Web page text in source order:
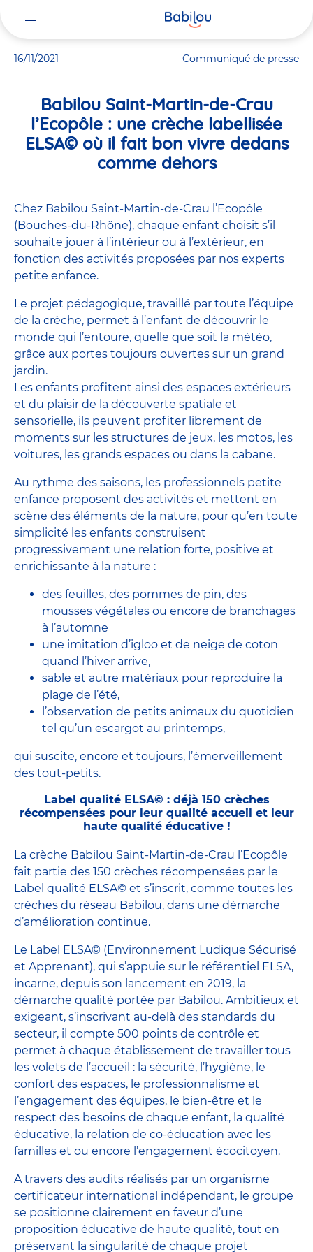
16/11/2021 Communiqué de presse
Babilou Saint-Martin-de-Crau
l’Ecopôle : une crèche labellisée
ELSA© où il fait bon vivre dedans
comme dehors
Chez Babilou Saint-Martin-de-Crau l’Ecopôle
(Bouches-du-Rhône), chaque enfant choisit s’il
souhaite jouer à l’intérieur ou à l’extérieur, en
fonction des activités proposées par nos experts
petite enfance.
Le projet pédagogique, travaillé par toute l’équipe
de la crèche, permet à l’enfant de découvrir le
monde qui l’entoure, quelle que soit la météo,
grâce aux portes toujours ouvertes sur un grand
jardin.
Les enfants profitent ainsi des espaces extérieurs
et du plaisir de la découverte spatiale et
sensorielle, ils peuvent profiter librement de
moments sur les structures de jeux, les motos, les
voitures, les grands espaces ou dans la cabane.
Au rythme des saisons, les professionnels petite
enfance proposent des activités et mettent en
scène des éléments de la nature, pour qu’en toute
simplicité les enfants construisent
progressivement une relation forte, positive et
enrichissante à la nature :
des feuilles, des pommes de pin, des
mousses végétales ou encore de branchages
à l’automne
une imitation d’igloo et de neige de coton
quand l’hiver arrive,
sable et autre matériaux pour reproduire la
plage de l’été,
l’observation de petits animaux du quotidien
tel qu’un escargot au printemps,
qui suscite, encore et toujours, l’émerveillement
des tout-petits.
Label qualité ELSA© : déjà 150 crèches
récompensées pour leur qualité accueil et leur
haute qualité éducative !
La crèche Babilou Saint-Martin-de-Crau l’Ecopôle
fait partie des 150 crèches récompensées par le
Label qualité ELSA© et s’inscrit, comme toutes les
crèches du réseau Babilou, dans une démarche
d’amélioration continue.
Le Label ELSA© (Environnement Ludique Sécurisé
et Apprenant), qui s’appuie sur le référentiel ELSA,
incarne, depuis son lancement en 2019, la
démarche qualité portée par Babilou. Ambitieux et
exigeant, s’inscrivant au-delà des standards du
secteur, il compte 500 points de contrôle et
permet à chaque établissement de travailler tous
les volets de l’accueil : la sécurité, l’hygiène, le
confort des espaces, le professionnalisme et
l’engagement des équipes, le bien-être et le
respect des besoins de chaque enfant, la qualité
éducative, la relation de co-éducation avec les
familles et ou encore l’engagement écocitoyen.
A travers des audits réalisés par un organisme
certificateur international indépendant, le groupe
se positionne clairement en faveur d’une
proposition éducative de haute qualité, tout en
préservant la singularité de chaque projet